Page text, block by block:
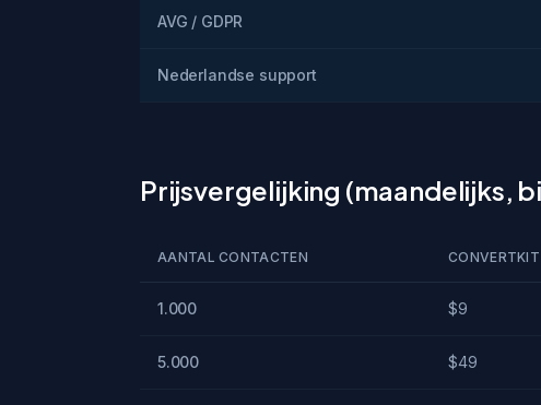
AVG / GDPR
Nederlandse support
Prijsvergelijking (maandelijks,
AANTAL CONTACTEN
1.000 $9
5.000 $49